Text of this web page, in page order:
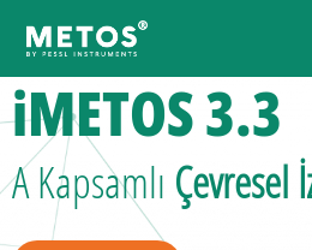
iMETOS 3.3
AKapsamlı Çevresel